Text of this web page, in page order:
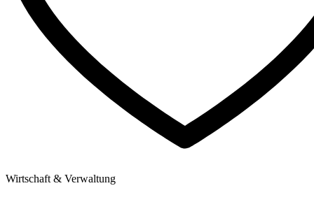
Wirtschaft & Verwaltung